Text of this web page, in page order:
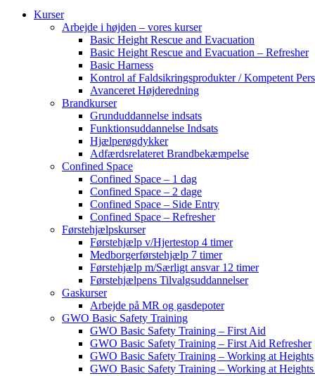
Kurser
Arbejde i højden – vores kurser
Basic Height Rescue and Evacuation
Basic Height Rescue and Evacuation – Refresher
Basic Harness
Kontrol af Faldsikringsprodukter / Kompetent
Avanceret Højderedning
Brandkurser
Grunduddannelse indsats
Funktionsuddannelse Indsats
Hjælperøgdykker
Adfærdsrelateret Brandbekæmpelse
​Confined Space
Confined Space – 1 dag
Confined Space – 2 dage
Confined Space – Side Entry
Confined Space – Refresher
Førstehjælpskurser
Førstehjælp v/Hjertestop 4 timer
Medborgerførstehjælp 7 timer
Førstehjælp m/Særligt ansvar 12 timer
Førstehjælpens Tilvalgsuddannelser
Gaskurser
Arbejde på MR og gasdepoter
GWO Basic Safety Training
GWO Basic Safety Training – First Aid
GWO Basic Safety Training – First Aid Refresher
GWO Basic Safety Training – Working at Heights
GWO Basic Safety Training – Working at Heights